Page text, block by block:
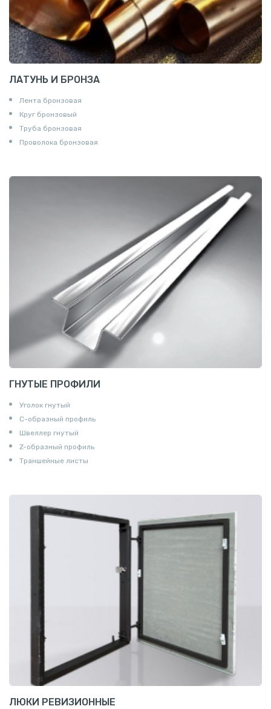
ЛАТУНЬ И БРОНЗА
Лента бронзовая
Круг бронзовый
Труба бронзовая
Проволока бронзовая
ГНУТЫЕ ПРОФИЛИ
Уголок гнутый
С-образный профиль
Швеллер гнутый
Z-образный профиль
Траншейные листы
ЛЮКИ РЕВИЗИОННЫЕ